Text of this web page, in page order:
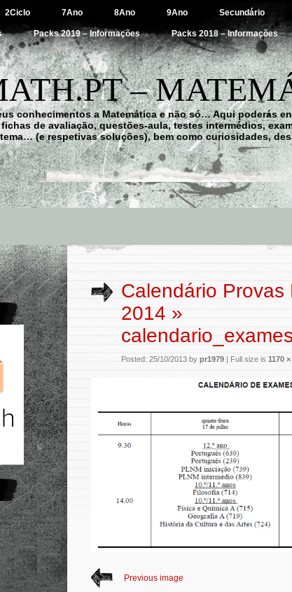
2Ciclo 7Ano 8Ano 9Ano Secundário
Packs 2019 – Informações Packs 2018 – Informações
–
conhecimentos a Matemática e não só… Aqui poderás
de avaliação, questões-aula, testes intermédios,
(e respetivas soluções), bem como curiosidades,
Calendário
2014 »
Posted: 25/10/2013 by pr1979 | Full size is 1170
Previous image